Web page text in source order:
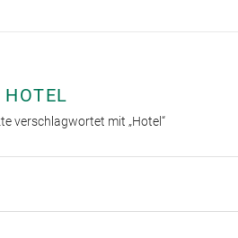
HOTEL
hier:
verschlagwortet mit „Hotel“